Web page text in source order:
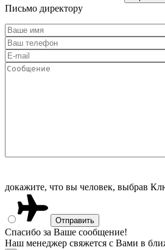
Письмо директору
докажите, что вы человек, выбрав
Спасибо за Ваше сообщение!
Наш менеджер свяжется с Вами в